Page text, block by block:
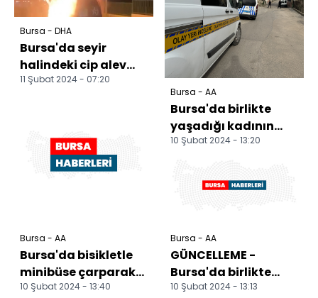
Bursa - DHA
Bursa'da seyir
halindeki cip alev
alev yandı; o anlar
11 Şubat 2024 - 07:20
Bursa - AA
Bursa'da bisikletle
minibüse çarparak
yaralanan iki kişiden
10 Şubat 2024 - 13:40
Bursa - AA
Bursa'da birlikte
yaşadığı kadının
oğlu tarafından
hastaney...
10 Şubat 2024 - 13:20
Bursa - AA
GÜNCELLEME -
Bursa'da birlikte
yaşadığı kadının
10 Şubat 2024 - 13:13